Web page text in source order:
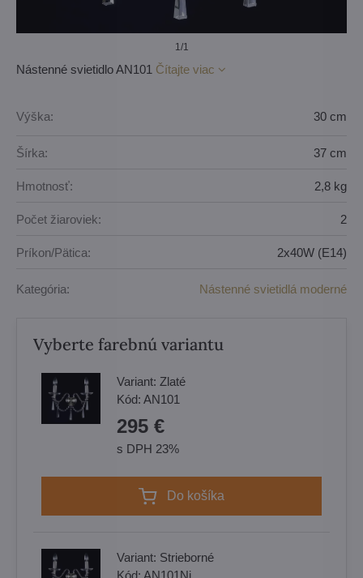
1/1
Nástenné svietidlo AN101 Čítajte viac
Výška: 30 cm
Šírka: 37 cm
Hmotnosť: 2,8 kg
Počet žiaroviek: 2
Príkon/Pätica: 2x40W (E14)
Kategória: Nástenné svietidlá moderné
Vyberte farebnú variantu
Variant: Zlaté
Kód: AN101
295 €
s DPH 23%
Do košíka
Variant: Strieborné